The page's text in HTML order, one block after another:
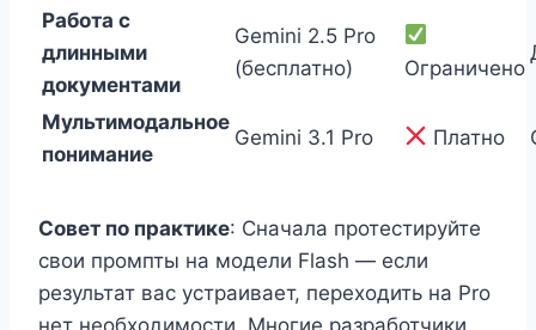
Работа с
длинными
документами
Gemini 2.5 Pro
(бесплатно)
Ограничено
Мультимодальное
понимание
Gemini 3.1 Pro Платно
Совет по практике: Сначала протестируйте
свои промпты на модели Flash — если
результат вас устраивает, переходить на Pro
нет необходимости. Многие разработчики